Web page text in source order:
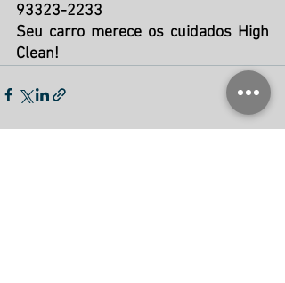
93323-2233
Seu carro merece os cuidados High
Clean!